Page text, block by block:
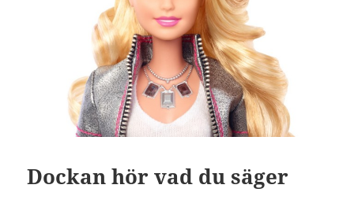
Dockan hör vad du säger